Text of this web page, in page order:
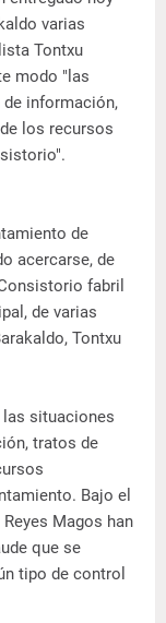
varias
Tontxu
modo "las
información,
los recursos
de
acercarse, de
fabril
de varias
Tontxu
situaciones
tratos de
Bajo el
Reyes Magos han
que se
tipo de control